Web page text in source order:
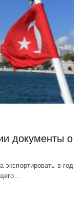
документы о
экспортировать в год